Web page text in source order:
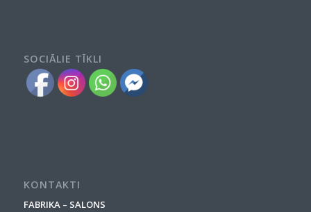
SOCIĀLIE TĪKLI
KONTAKTI
FABRIKA – SALONS